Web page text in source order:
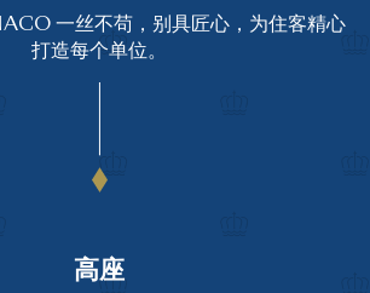
一丝不苟，别具匠心，为住客精心
打造每个单位。
高座